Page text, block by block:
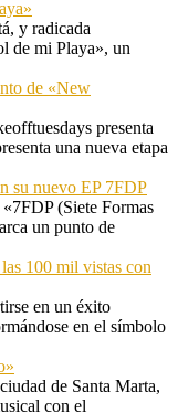
y radicada
de mi Playa», un
de «New
presenta
una nueva etapa
su nuevo EP 7FDP
(Siete Formas
un punto de
100 mil vistas con
en un éxito
en el símbolo
de Santa Marta,
con el